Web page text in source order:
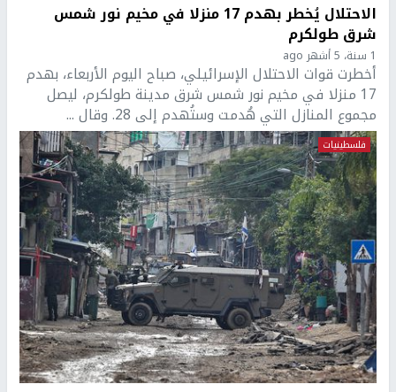
الاحتلال يُخطر بهدم 17 منزلا في مخيم نور شمس
شرق طولكرم
1 سنة، 5 أشهر ago
أخطرت قوات الاحتلال الإسرائيلي، صباح اليوم الأربعاء، بهدم
17 منزلا في مخيم نور شمس شرق مدينة طولكرم، ليصل
مجموع المنازل التي هُدمت وستُهدم إلى 28. وقال ...
فلسطينيات